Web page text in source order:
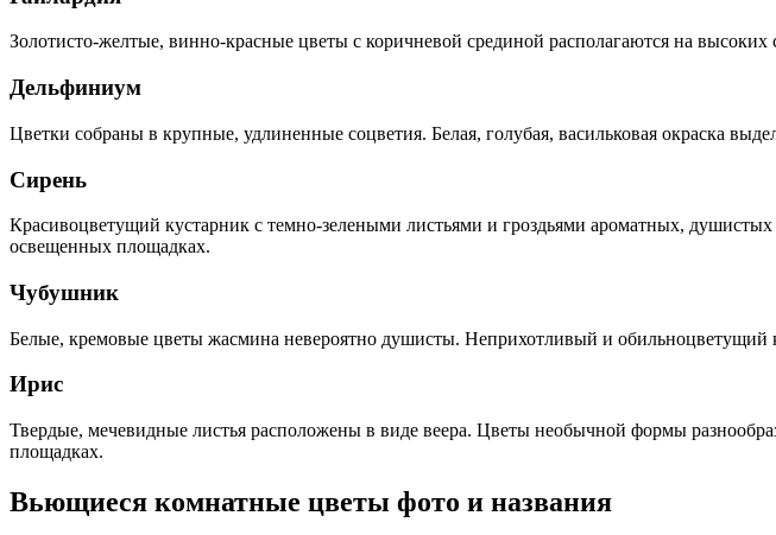
Золотисто-желтые, винно-красные цветы с коричневой срединой располагаются на высоких
Дельфиниум
Цветки собраны в крупные, удлиненные соцветия. Белая, голубая, васильковая окраска
Сирень
Красивоцветущий кустарник с темно-зелеными листьями и гроздьями ароматных,
освещенных площадках.
Чубушник
Белые, кремовые цветы жасмина невероятно душисты. Неприхотливый и обильноцветущий
Ирис
Твердые, мечевидные листья расположены в виде веера. Цветы необычной формы
площадках.
Вьющиеся комнатные цветы фото и названия